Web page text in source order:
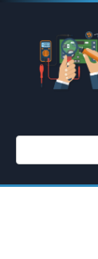
Перейти
контенту
Поиск: